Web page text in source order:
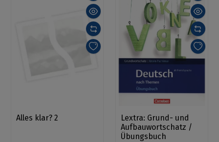
Alles klar? 2
Lextra: Grund- und
Aufbauwortschatz /
Übungsbuch